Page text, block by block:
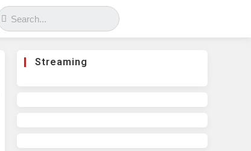
Streaming